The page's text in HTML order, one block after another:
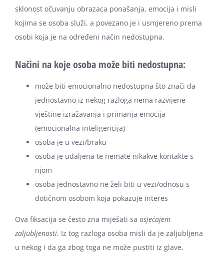
sklonost očuvanju obrazaca ponašanja, emocija i misli
kojima se osoba služi, a povezano je i usmjereno prema
osobi koja je na određeni način nedostupna.
Načini na koje osoba može biti nedostupna:
može biti emocionalno nedostupna što znači da
jednostavno iz nekog razloga nema razvijene
vještine izražavanja i primanja emocija
(emocionalna inteligencija)
osoba je u vezi/braku
osoba je udaljena te nemate nikakve kontakte s
njom
osoba jednostavno ne želi biti u vezi/odnosu s
dotičnom osobom koja pokazuje interes
Ova fiksacija se često zna miješati sa osjećajem
zaljubljenosti. Iz tog razloga osoba misli da je zaljubljena
u nekog i da ga zbog toga ne može pustiti iz glave.